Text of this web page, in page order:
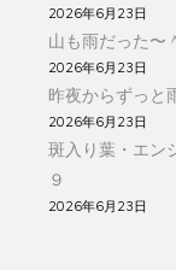
2026年6月23日
山も雨だった
2026年6月23日
昨夜からずっ
2026年6月23日
斑入り葉・エン
９
2026年6月23日